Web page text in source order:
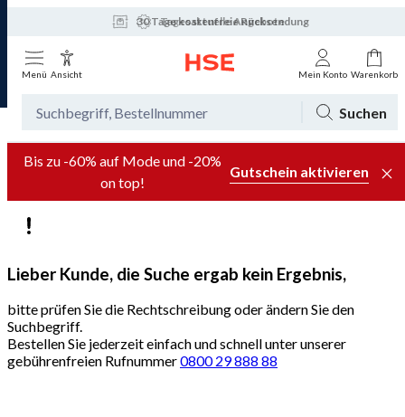
30 Tage kostenfreie Rücksendung
Tagesaktuelle Angebote
Menü Ansicht Mein Konto Warenkorb
Suchen
Bis zu -60% auf Mode und -20%
on top!
Gutschein aktivieren
Lieber Kunde, die Suche ergab kein Ergebnis,
bitte prüfen Sie die Rechtschreibung oder ändern Sie den
Suchbegriff.
Bestellen Sie jederzeit einfach und schnell unter unserer
gebührenfreien Rufnummer0800 29 888 88